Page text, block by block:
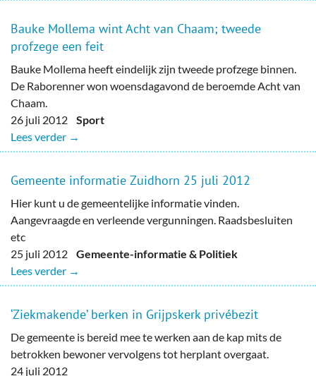
Bauke Mollema wint Acht van Chaam; tweede
profzege een feit
Bauke Mollema heeft eindelijk zijn tweede profzege binnen.
De Raborenner won woensdagavond de beroemde Acht van
Chaam.
26 juli 2012 Sport
Lees verder →
Gemeente informatie Zuidhorn 25 juli 2012
Hier kunt u de gemeentelijke informatie vinden.
Aangevraagde en verleende vergunningen. Raadsbesluiten
etc
25 juli 2012 Gemeente-informatie & Politiek
Lees verder →
‘Ziekmakende’ berken in Grijpskerk privébezit
De gemeente is bereid mee te werken aan de kap mits de
betrokken bewoner vervolgens tot herplant overgaat.
24 juli 2012